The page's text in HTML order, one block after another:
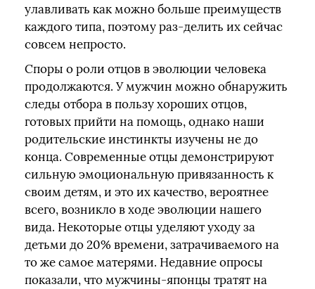
улавливать как можно больше преимуществ
каждого типа, поэтому раз-делить их сейчас
совсем непросто.
Споры о роли отцов в эволюции человека
продолжаются. У мужчин можно обнаружить
следы отбора в пользу хороших отцов,
готовых прийти на помощь, однако наши
родительские инстинкты изучены не до
конца. Современные отцы демонстрируют
сильную эмоциональную привязанность к
своим детям, и это их качество, вероятнее
всего, возникло в ходе эволюции нашего
вида. Некоторые отцы уделяют уходу за
детьми до 20% времени, затрачиваемого на
то же самое матерями. Недавние опросы
показали, что мужчины-японцы тратят на